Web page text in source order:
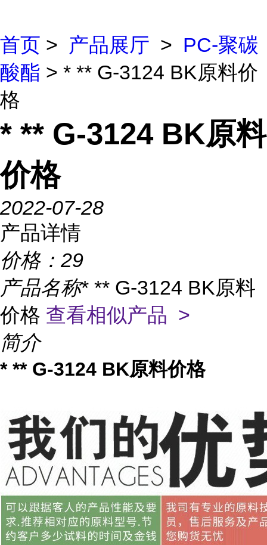
首页 > 产品展厅 > PC-聚碳
酸酯 > * ** G-3124 BK原料价
格
* ** G-3124 BK原料
价格
2022-07-28
产品详情
价格： 29
产品名称* ** G-3124 BK原料
价格 查看相似产品 >
简介
* ** G-3124 BK原料价格